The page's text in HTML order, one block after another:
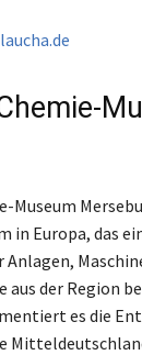
Museum
in Europa, das
aus der Region
es die